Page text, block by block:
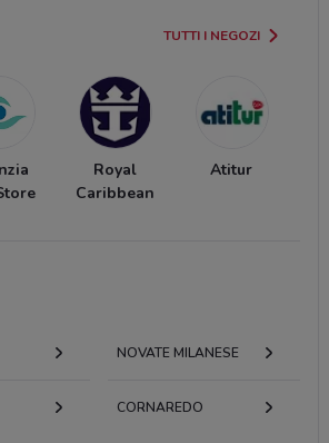
TUTTI I NEGOZI
Royal
Caribbean
Atitur
NOVATE MILANESE
CORNAREDO